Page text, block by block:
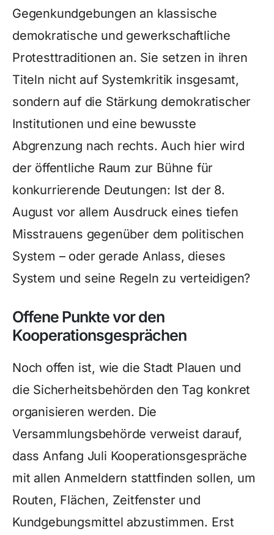
Gegenkundgebungen an klassische
demokratische und gewerkschaftliche
Protesttraditionen an. Sie setzen in ihren
Titeln nicht auf Systemkritik insgesamt,
sondern auf die Stärkung demokratischer
Institutionen und eine bewusste
Abgrenzung nach rechts. Auch hier wird
der öffentliche Raum zur Bühne für
konkurrierende Deutungen: Ist der 8.
August vor allem Ausdruck eines tiefen
Misstrauens gegenüber dem politischen
System – oder gerade Anlass, dieses
System und seine Regeln zu verteidigen?
Offene Punkte vor den
Kooperationsgesprächen
Noch offen ist, wie die Stadt Plauen und
die Sicherheitsbehörden den Tag konkret
organisieren werden. Die
Versammlungsbehörde verweist darauf,
dass Anfang Juli Kooperationsgespräche
mit allen Anmeldern stattfinden sollen, um
Routen, Flächen, Zeitfenster und
Kundgebungsmittel abzustimmen. Erst